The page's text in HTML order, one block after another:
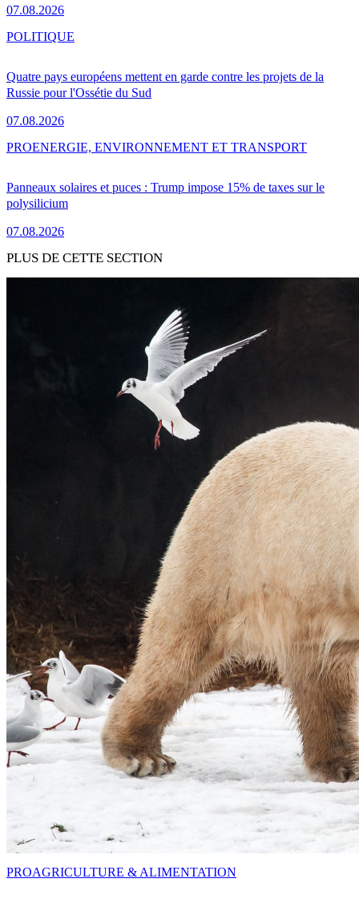
07.08.2026
Quatre pays européens mettent en garde contre les projets de la
Russie pour l'Ossétie du Sud
07.08.2026
POLITIQUE
Panneaux solaires et puces : Trump impose 15% de taxes sur le
polysilicium
07.08.2026
PROENERGIE, ENVIRONNEMENT ET TRANSPORT
PLUS DE CETTE SECTION
PROAGRICULTURE & ALIMENTATION